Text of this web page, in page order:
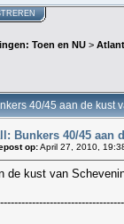
Toen en NU >
40/45 aan de
Bunkers 40/45 aan
op:April 27, 2010,
de kust van